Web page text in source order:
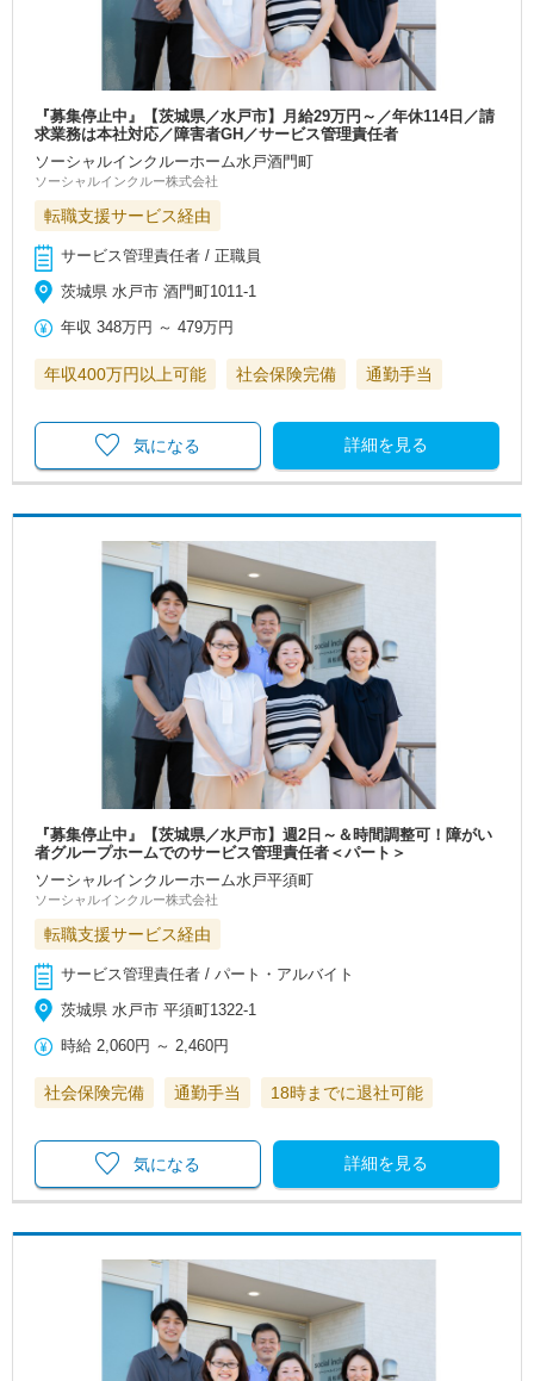
『募集停止中』【茨城県／水戸市】月給29万円～／年休114日／請
求業務は本社対応／障害者GH／サービス管理責任者
ソーシャルインクルーホーム水戸酒門町
ソーシャルインクルー株式会社
転職支援サービス経由
サービス管理責任者 / 正職員
茨城県 水戸市 酒門町1011-1
年収 348万円 ～479万円
年収400万円以上可能 社会保険完備 通勤手当
詳細を見る
気になる
『募集停止中』【茨城県／水戸市】週2日～＆時間調整可！障がい
者グループホームでのサービス管理責任者＜パート＞
ソーシャルインクルーホーム水戸平須町
ソーシャルインクルー株式会社
転職支援サービス経由
サービス管理責任者 / パート・アルバイト
茨城県 水戸市 平須町1322-1
時給 2,060円 ～2,460円
社会保険完備 通勤手当 18時までに退社可能
詳細を見る
気になる